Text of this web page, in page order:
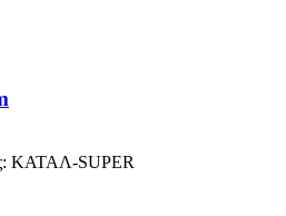
ΚΑΤΑΛ-SUPER